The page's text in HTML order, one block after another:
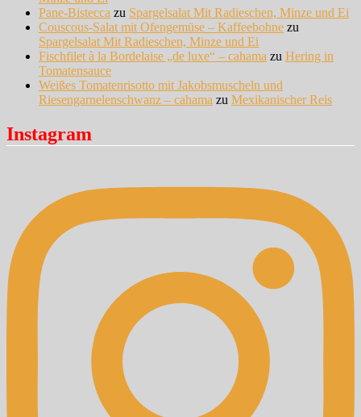
Pane-Bistecca zu Spargelsalat Mit Radieschen, Minze und Ei
Couscous-Salat mit Ofengemüse – Kaffeebohne zu
Spargelsalat Mit Radieschen, Minze und Ei
Fischfilet à la Bordelaise „de luxe“ – cahama zu Hering in
Tomatensauce
Weißes Tomatenrisotto mit Jakobsmuscheln und
Riesengarnelenschwanz – cahama zu Mexikanischer Reis
Instagram